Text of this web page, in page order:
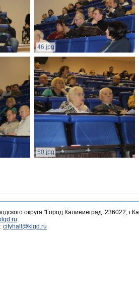
46.jpg
50.jpg
округа "Город Калининград: 236022,
cityhall@klgd.ru